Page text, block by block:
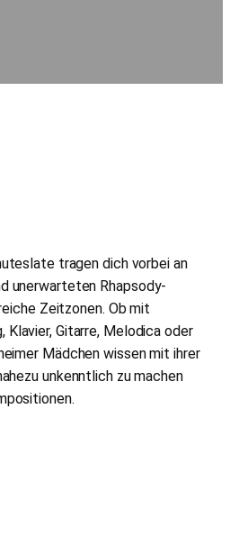
tragen dich vorbei an
unerwarteten Rhapsody-
Zeitzonen. Ob mit
Klavier, Gitarre, Melodica oder
Mädchen wissen mit ihrer
unkenntlich zu machen